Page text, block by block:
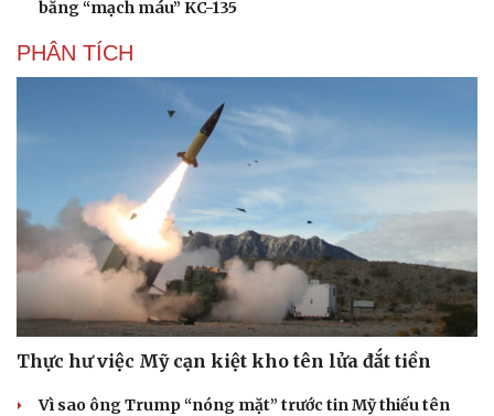
bằng “mạch máu” KC-135
PHÂN TÍCH
Thực hư việc Mỹ cạn kiệt kho tên lửa đắt tiền
Vì sao ông Trump “nóng mặt” trước tin Mỹ thiếu tên